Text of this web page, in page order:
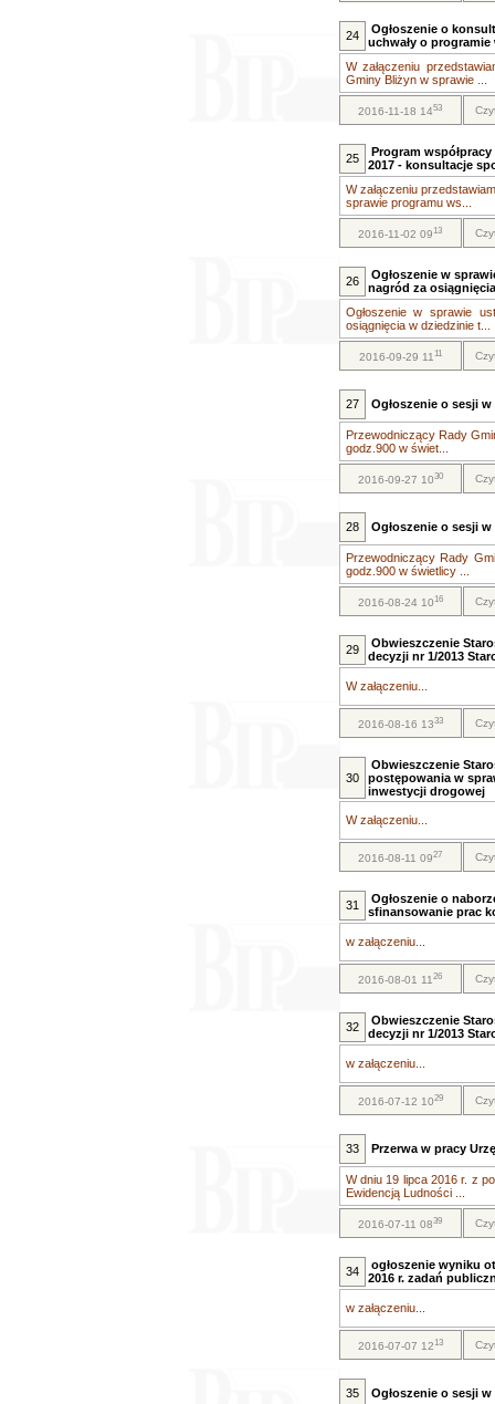
24
Ogłoszenie o
uchwały o
W załączeniu
Gminy Bliżyn w sprawie ...
2016-11-18 1453
25
Program
2017 - konsultacje
W załączeniu
sprawie programu ws...
2016-11-02 0913
26
Ogłoszenie w
nagród za
Ogłoszenie w sprawie
osiągnięcia w dziedzinie t...
2016-09-29 1111
27 Ogłoszenie o sesji
Przewodniczący Rady
godz.900 w świet...
2016-09-27 1030
28 Ogłoszenie o sesji
Przewodniczący Rady
godz.900 w świetlicy ...
2016-08-24 1016
29
Obwieszczenie
decyzji nr 1/2013
W załączeniu...
2016-08-16 1333
30
Obwieszczenie
postępowania w
inwestycji drogowej
W załączeniu...
2016-08-11 0927
31
Ogłoszenie o
sfinansowanie prac
w załączeniu...
2016-08-01 1126
32
Obwieszczenie
decyzji nr 1/2013
w załączeniu...
2016-07-12 1029
33 Przerwa w pracy
W dniu 19 lipca 2016 r. z
Ewidencją Ludności ...
2016-07-11 0839
34
ogłoszenie wyniku
2016 r. zadań
w załączeniu...
2016-07-07 1213
35 Ogłoszenie o sesji